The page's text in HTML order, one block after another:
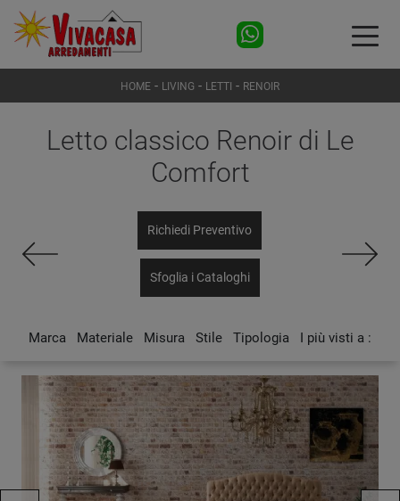
HOME - LIVING - LETTI - RENOIR
Letto classico Renoir di Le
Comfort
Richiedi Preventivo
Sfoglia i Cataloghi
Marca Materiale Misura Stile Tipologia I più visti a :